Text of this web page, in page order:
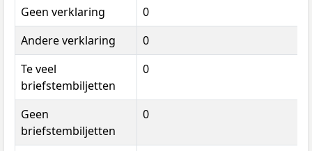
Geen verklaring
0
Andere verklaring
0
Te veel
briefstembiljetten
0
Geen
briefstembiljetten
0